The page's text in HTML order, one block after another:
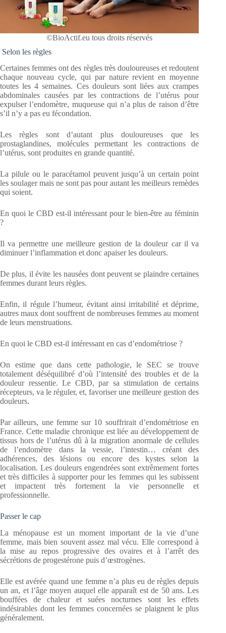
©BioActif.eu tous droits réservés
Selon les règles
Certaines femmes ont des règles très douloureuses et redoutent
chaque nouveau cycle, qui par nature revient en moyenne
toutes les 4 semaines. Ces douleurs sont liées aux crampes
abdominales causées par les contractions de l’utérus pour
expulser l’endomètre, muqueuse qui n’a plus de raison d’être
s’il n’y a pas eu fécondation.
Les règles sont d’autant plus douloureuses que les
prostaglandines, molécules permettant les contractions de
l’utérus, sont produites en grande quantité.
La pilule ou le paracétamol peuvent jusqu’à un certain point
les soulager mais ne sont pas pour autant les meilleurs remèdes
qui soient.
En quoi le CBD est-il intéressant pour le bien-être au féminin
?
Il va permettre une meilleure gestion de la douleur car il va
diminuer l’inflammation et donc apaiser les douleurs.
De plus, il évite les nausées dont peuvent se plaindre certaines
femmes durant leurs règles.
Enfin, il régule l’humeur, évitant ainsi irritabilité et déprime,
autres maux dont souffrent de nombreuses femmes au moment
de leurs menstruations.
En quoi le CBD est-il intéressant en cas d’endométriose ?
On estime que dans cette pathologie, le SEC se trouve
totalement déséquilibré d’où l’intensité des troubles et de la
douleur ressentie. Le CBD, par sa stimulation de certains
récepteurs, va le réguler, et, favoriser une meilleure gestion des
douleurs.
Par ailleurs, une femme sur 10 souffrirait d’endométriose en
France. Cette maladie chronique est liée au développement de
tissus hors de l’utérus dû à la migration anormale de cellules
de l’endomètre dans la vessie, l’intestin… créant des
adhérences, des lésions ou encore des kystes selon la
localisation. Les douleurs engendrées sont extrêmement fortes
et très difficiles à supporter pour les femmes qui les subissent
et impactent très fortement la vie personnelle et
professionnelle.
Passer le cap
La ménopause est un moment important de la vie d’une
femme, mais bien souvent assez mal vécu. Elle correspond à
la mise au repos progressive des ovaires et à l’arrêt des
sécrétions de progestérone puis d’œstrogènes.
Elle est avérée quand une femme n’a plus eu de règles depuis
un an, et l’âge moyen auquel elle apparaît est de 50 ans. Les
bouffées de chaleur et suées nocturnes sont les effets
indésirables dont les femmes concernées se plaignent le plus
généralement.